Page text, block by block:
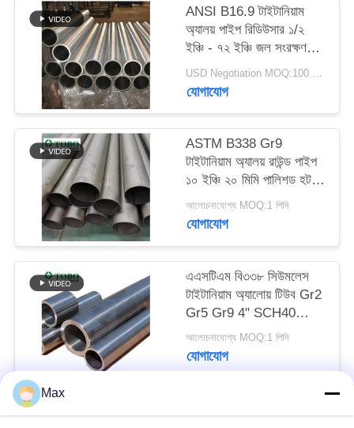
PRIVACY
POLICY
ANSI B16.9 টাইটানিয়াম
অ্যালয় পাইপ রিডিউসার ১/২
ইঞ্চি - ৭২ ইঞ্চি জল সংরক্ষণ
ব্যবস্থার জন্য
USD Negotiation MOQ:100 পিসি
যোগাযোগ
ASTM B338 Gr9
টাইটানিয়াম অ্যালয় রাউন্ড পাইপ
১০ ইঞ্চি ২০ মিমি পালিশড হট
আলোচনাযোগ্য MOQ:1 পিসি
যোগাযোগ
এএসটিএম বি৩৩৮ সিউমলেস
টাইটানিয়াম অ্যালোয় টিউব Gr2
Gr5 Gr9 4" SCH40
এক্সজাস পাইপ
আলোচনাযোগ্য MOQ:1 পিসি
যোগাযোগ
Max